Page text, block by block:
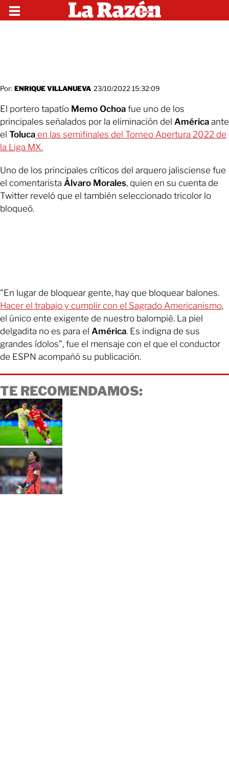
Por: ENRIQUE VILLANUEVA 23/10/2022 15:32:09
El portero tapatío Memo Ochoa fue uno de los
principales señalados por la eliminación del América ante
el Toluca en las semifinales del Torneo Apertura 2022 de
la Liga MX.
Uno de los principales críticos del arquero jalisciense fue
el comentarista Álvaro Morales, quien en su cuenta de
Twitter reveló que el también seleccionado tricolor lo
bloqueó.
"En lugar de bloquear gente, hay que bloquear balones.
Hacer el trabajo y cumplir con el Sagrado Americanismo,
el único ente exigente de nuestro balompié. La piel
delgadita no es para el América. Es indigna de sus
grandes ídolos”, fue el mensaje con el que el conductor
de ESPN acompañó su publicación.
TE RECOMENDAMOS: